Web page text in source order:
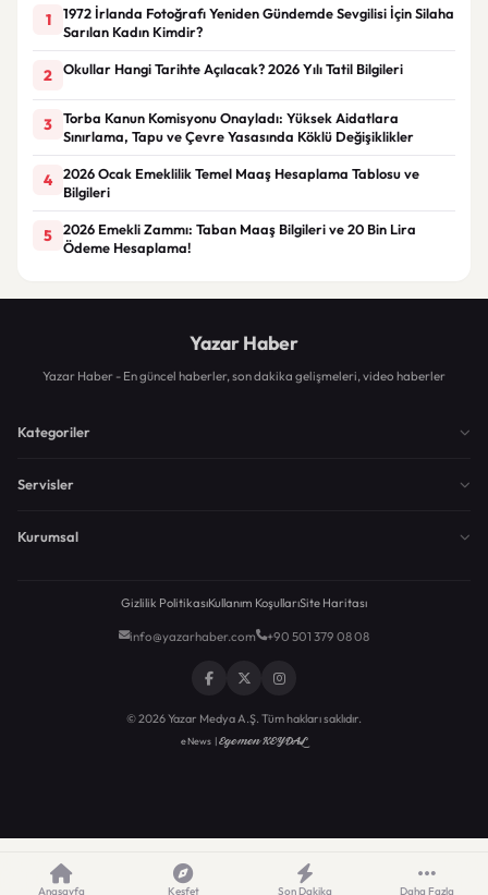
1
1972 İrlanda Fotoğrafı Yeniden Gündemde Sevgilisi İçin Silaha
Sarılan Kadın Kimdir?
2 Okullar Hangi Tarihte Açılacak? 2026 Yılı Tatil Bilgileri
3
Torba Kanun Komisyonu Onayladı: Yüksek Aidatlara
Sınırlama, Tapu ve Çevre Yasasında Köklü Değişiklikler
4
2026 Ocak Emeklilik Temel Maaş Hesaplama Tablosu ve
Bilgileri
5
2026 Emekli Zammı: Taban Maaş Bilgileri ve 20 Bin Lira
Ödeme Hesaplama!
Yazar Haber
Yazar Haber - En güncel haberler, son dakika gelişmeleri, video haberler
Kategoriler
Servisler
Kurumsal
Gizlilik PolitikasıKullanım KoşullarıSite Haritası
info@yazarhaber.com +90 501 379 08 08
© 2026 Yazar Medya A.Ş. Tüm hakları saklıdır.
eNews |Egemen KEYDAL
Anasayfa Keşfet Son Dakika Daha Fazla